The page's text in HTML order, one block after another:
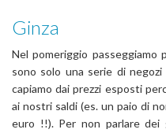
Ginza
Nel pomeriggio passeggiamo
sono solo una serie di
capiamo dai prezzi esposti
ai nostri saldi (es. un paio di
euro !!). Per non parlare dei